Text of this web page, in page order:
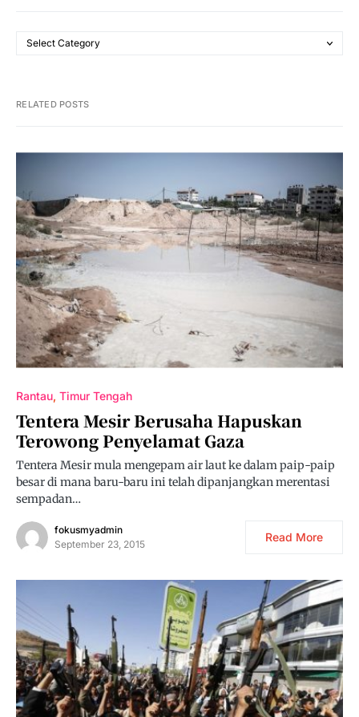
RELATED POSTS
Rantau Timur Tengah
Tentera Mesir Berusaha Hapuskan
Terowong Penyelamat Gaza
Tentera Mesir mula mengepam air laut ke dalam paip-paip
besar di mana baru-baru ini telah dipanjangkan merentasi
sempadan…
fokusmyadmin
September 23, 2015
Read More